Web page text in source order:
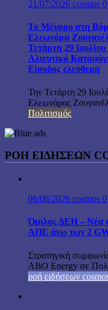
21/07/2026 cosmos 0
Το Μέγαρο στη
Ελεωνόρα
Τετάρτη 29
Αλιευτικό
Είσοδος ελεύθερη
Την Τετάρτη 29
Ελεωνόρας
Πολιτισμός
ΡΟΗ ΕΙΔΗΣΕΩΝ
08/08/2026 cosmos 0
Όμιλος ΔΕΗ – Νέα
ΑΠΕ άνω των 2
Στρατηγική
ABO Energy σε
ροή ειδήσεων